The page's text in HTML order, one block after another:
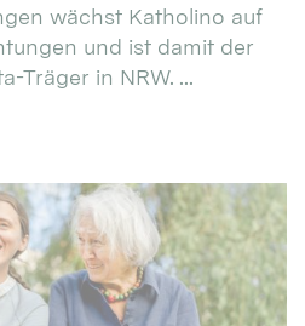
wächst Katholino auf
und ist damit der
Träger in NRW. ...